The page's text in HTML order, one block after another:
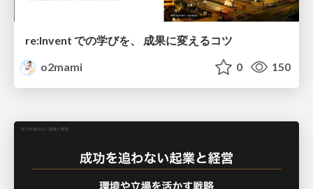
re:Invent での学びを、 成果に変えるコツ
o2mami
0 150